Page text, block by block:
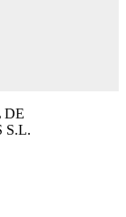
DE
S.L.